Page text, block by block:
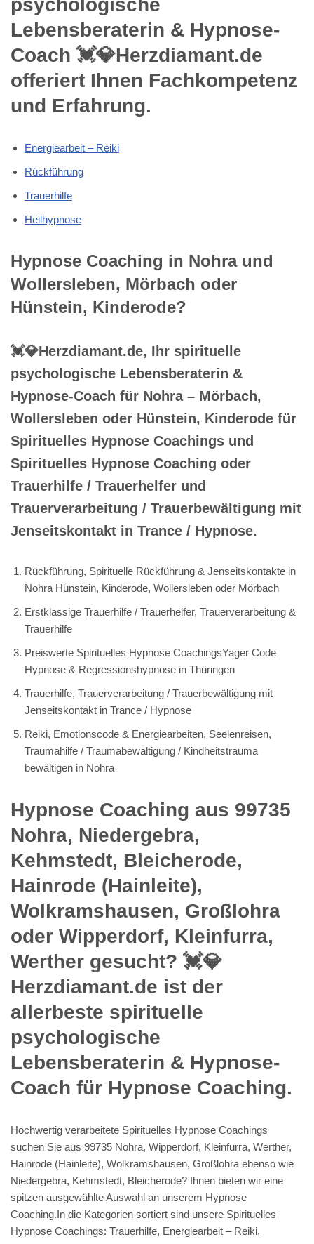
Lebensberaterin & Hypnose-
Coach 💓️💎Herzdiamant.de
offeriert Ihnen Fachkompetenz
und Erfahrung.
Energiearbeit – Reiki
Rückführung
Trauerhilfe
Heilhypnose
Hypnose Coaching in Nohra und
Wollersleben, Mörbach oder
Hünstein, Kinderode?
💓️💎Herzdiamant.de, Ihr spirituelle
psychologische Lebensberaterin &
Hypnose-Coach für Nohra – Mörbach,
Wollersleben oder Hünstein, Kinderode für
Spirituelles Hypnose Coachings und
Spirituelles Hypnose Coaching oder
Trauerhilfe / Trauerhelfer und
Trauerverarbeitung / Trauerbewältigung mit
Jenseitskontakt in Trance / Hypnose.
Rückführung, Spirituelle Rückführung & Jenseitskontakte in
Nohra Hünstein, Kinderode, Wollersleben oder Mörbach
Erstklassige Trauerhilfe / Trauerhelfer, Trauerverarbeitung &
Trauerhilfe
Preiswerte Spirituelles Hypnose CoachingsYager Code
Hypnose & Regressionshypnose in Thüringen
Trauerhilfe, Trauerverarbeitung / Trauerbewältigung mit
Jenseitskontakt in Trance / Hypnose
Reiki, Emotionscode & Energiearbeiten, Seelenreisen,
Traumahilfe / Traumabewältigung / Kindheitstrauma
bewältigen in Nohra
Hypnose Coaching aus 99735
Nohra, Niedergebra,
Kehmstedt, Bleicherode,
Hainrode (Hainleite),
Wolkramshausen, Großlohra
oder Wipperdorf, Kleinfurra,
Werther gesucht? 💓️💎
Herzdiamant.de ist der
allerbeste spirituelle
psychologische
Lebensberaterin & Hypnose-
Coach für Hypnose Coaching.
Hochwertig verarbeitete Spirituelles Hypnose Coachings
suchen Sie aus 99735 Nohra, Wipperdorf, Kleinfurra, Werther,
Hainrode (Hainleite), Wolkramshausen, Großlohra ebenso wie
Niedergebra, Kehmstedt, Bleicherode? Ihnen bieten wir eine
spitzen ausgewählte Auswahl an unserem Hypnose
Coaching.In die Kategorien sortiert sind unsere Spirituelles
Hypnose Coachings: Trauerhilfe, Energiearbeit – Reiki,